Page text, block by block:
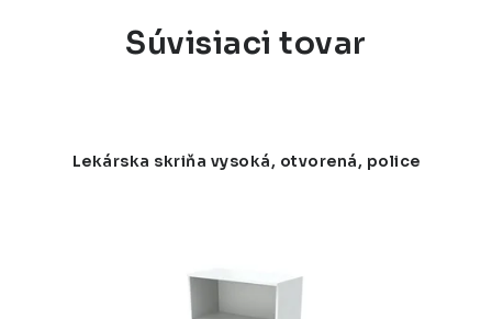
Súvisiaci tovar
Lekárska skriňa vysoká, otvorená, police